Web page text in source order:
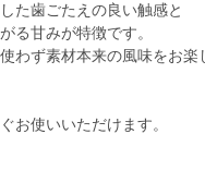
た歯ごたえの良い触感と
る甘みが特徴です。
わず素材本来の風味をお楽
お使いいただけます。